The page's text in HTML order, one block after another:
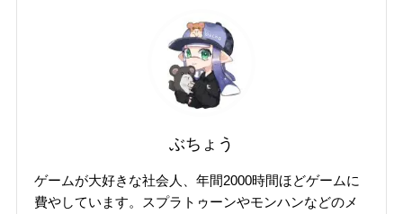
ぶちょう
ゲームが大好きな社会人、年間2000時間ほどゲームに
費やしています。スプラトゥーンやモンハンなどのメ